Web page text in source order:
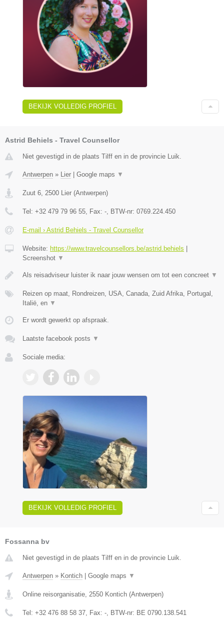
BEKIJK VOLLEDIG PROFIEL
Astrid Behiels - Travel Counsellor
Niet gevestigd in de plaats Tilff en in de provincie Luik.
Antwerpen » Lier Google maps ▼
Zuut 6 2500 Lier (Antwerpen)
Tel: +32 479 79 96 55 , Fax: - , BTW-nr: 0769.224.450
E-mail › Astrid Behiels - Travel Counsellor
Website: https://www.travelcounsellors.be/astrid.behiels
Screenshot ▼
Als reisadviseur luister ik naar jouw wensen om tot een concreet ▼
Reizen op maat, Rondreizen, USA, Canada, Zuid Afrika, Portugal,
Italië, en ▼
Er wordt gewerkt op afspraak.
Laatste facebook posts ▼
Sociale media:
BEKIJK VOLLEDIG PROFIEL
Fossanna bv
Niet gevestigd in de plaats Tilff en in de provincie Luik.
Antwerpen » Kontich Google maps ▼
Online reisorganisatie, 2550 Kontich (Antwerpen)
Tel: +32 476 88 58 37, Fax: -, BTW-nr: BE 0790.138.541